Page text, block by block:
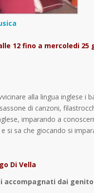
12 fino a mercoledi 25
alla lingua inglese i
di canzoni,
imparando a
si sa che giocando si
Di Vella
accompagnati dai